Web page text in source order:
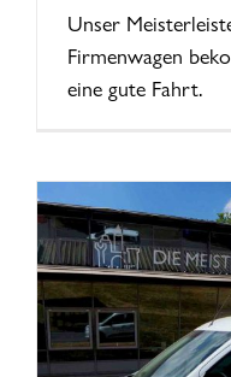
Unser
Firmenwagen
eine gute Fahrt.